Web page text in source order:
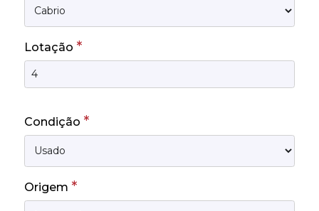
Lotação *
Condição *
Origem *